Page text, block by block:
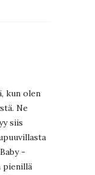
kun olen
Ne
siis
-
pienillä